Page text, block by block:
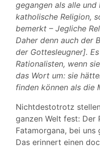
gegangen als alle
katholische Religion,
bemerkt – Jegliche
Daher denn auch der
der Gottesleugner].
Rationalisten, wenn
das Wort um: sie
finden können als die
Nichtdestotrotz
ganzen Welt fest: Der
Fatamorgana, bei uns
Das erinnert einen